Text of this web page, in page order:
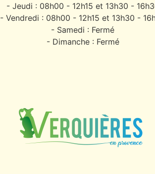
- Jeudi : 08h00 - 12h15 et 13h30 -
- Vendredi : 08h00 - 12h15 et 13h30 -
- Samedi : Fermé
- Dimanche : Fermé